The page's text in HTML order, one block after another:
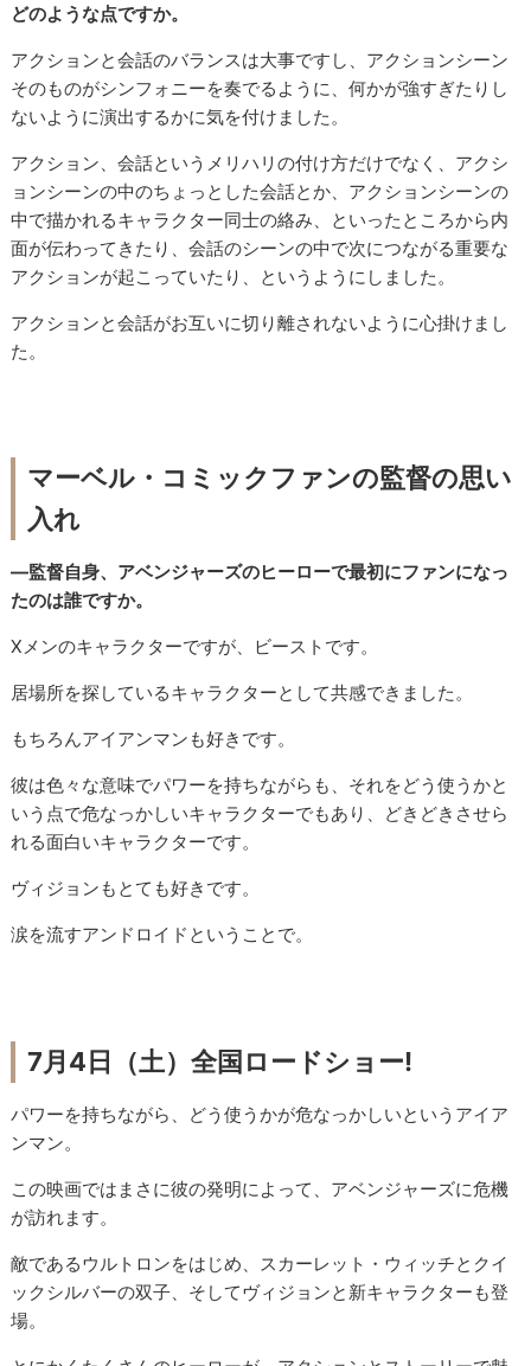
どのような点ですか。
アクションと会話のバランスは大事ですし、アクションシーン
そのものがシンフォニーを奏でるように、何かが強すぎたりし
ないように演出するかに気を付けました。
アクション、会話というメリハリの付け方だけでなく、アクシ
ョンシーンの中のちょっとした会話とか、アクションシーンの
中で描かれるキャラクター同士の絡み、といったところから内
面が伝わってきたり、会話のシーンの中で次につながる重要な
アクションが起こっていたり、というようにしました。
アクションと会話がお互いに切り離されないように心掛けまし
た。
マーベル・コミックファンの監督の思い
入れ
―監督自身、アベンジャーズのヒーローで最初にファンになっ
たのは誰ですか。
Xメンのキャラクターですが、ビーストです。
居場所を探しているキャラクターとして共感できました。
もちろんアイアンマンも好きです。
彼は色々な意味でパワーを持ちながらも、それをどう使うかと
いう点で危なっかしいキャラクターでもあり、どきどきさせら
れる面白いキャラクターです。
ヴィジョンもとても好きです。
涙を流すアンドロイドということで。
7月4日（土）全国ロードショー!
パワーを持ちながら、どう使うかが危なっかしいというアイア
ンマン。
この映画ではまさに彼の発明によって、アベンジャーズに危機
が訪れます。
敵であるウルトロンをはじめ、スカーレット・ウィッチとクイ
ックシルバーの双子、そしてヴィジョンと新キャラクターも登
場。